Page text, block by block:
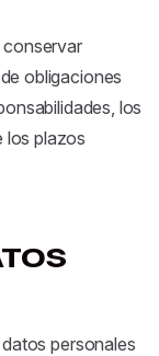
conservar
obligaciones
los
los plazos
personales